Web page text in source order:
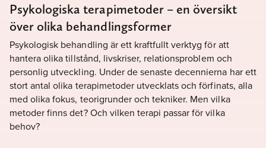
Psykologiska terapimetoder – en översikt
över olika behandlingsformer
Psykologisk behandling är ett kraftfullt verktyg för att
hantera olika tillstånd, livskriser, relationsproblem och
personlig utveckling. Under de senaste decennierna har ett
stort antal olika terapimetoder utvecklats och förfinats, alla
med olika fokus, teorigrunder och tekniker. Men vilka
metoder finns det? Och vilken terapi passar för vilka
behov?